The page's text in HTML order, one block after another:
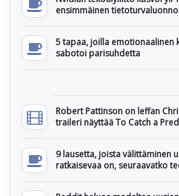
ensimmäinen
5 tapaa, joilla emotionaalinen
sabotoi parisuhdetta
Robert Pattinson on leffan
traileri näyttää To Catch a
9 lausetta, joista välittäminen
ratkaisevaa on, seuraavatko